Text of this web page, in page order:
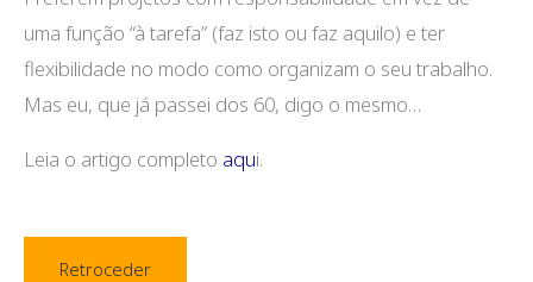
uma função “à tarefa” (faz isto ou faz aquilo) e ter
flexibilidade no modo como organizam o seu trabalho.
Mas eu, que já passei dos 60, digo o mesmo…
Leia o artigo completo aqui.
Retroceder